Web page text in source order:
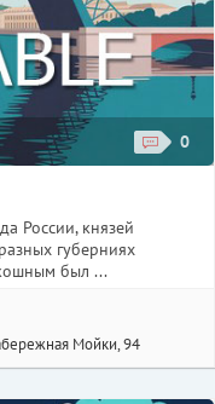
0
России, князей
губерниях
был ...
Мойки, 94